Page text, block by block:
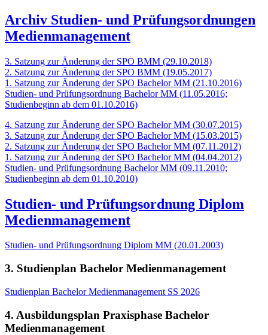
Archiv Studien- und Prüfungsordnungen
Medienmanagement
3. Satzung zur Änderung der SPO BMM (29.10.2018)
2. Satzung zur Änderung der SPO BMM (19.05.2017)
1. Satzung zur Änderung der SPO Bachelor MM (21.10.2016)
Studien- und Prüfungsordnung Bachelor MM (11.05.2016;
Studienbeginn ab dem 01.10.2016)
4. Satzung zur Änderung der SPO Bachelor MM (30.07.2015)
3. Satzung zur Änderung der SPO Bachelor MM (15.03.2015)
2. Satzung zur Änderung der SPO Bachelor MM (07.11.2012)
1. Satzung zur Änderung der SPO Bachelor MM (04.04.2012)
Studien- und Prüfungsordnung Bachelor MM (09.11.2010;
Studienbeginn ab dem 01.10.2010)
Studien- und Prüfungsordnung Diplom
Medienmanagement
Studien- und Prüfungsordnung Diplom MM (20.01.2003)
3. Studienplan Bachelor Medienmanagement
Studienplan Bachelor Medienmanagement SS 2026
4. Ausbildungsplan Praxisphase Bachelor
Medienmanagement